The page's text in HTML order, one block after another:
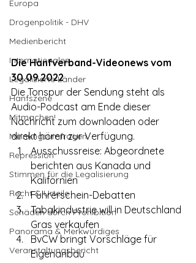
Europa
Drogenpolitik - DHV
Medienbericht
Internationales
Legalisierte Länder
Hanfszene
Mitmachen!
Meinungsumfragen
Repression
Stimmen für die Legalisierung
Recht & Urteile
Schäden durch Prohibition
Panorama & Merkwürdiges
Veranstaltungsbericht
Die Hanfverband-Videonews vom
30.09.2022
Die Tonspur der Sendung steht als
Audio-Podcast am Ende dieser
Nachricht zum downloaden oder
direkt hören zur Verfügung.
Ausschussreise: Abgeordnete
berichten aus Kanada und
Kalifornien
Führerschein-Debatten
Tabakindustrie will in Deutschland
Gras verkaufen
BvCW bringt Vorschläge für
Eigenanbau